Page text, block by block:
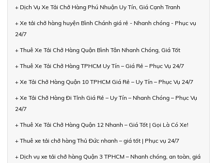
+ Dịch Vụ Xe Tải Chở Hàng Phú Nhuận Uy Tín, Giá Cạnh Tranh
+ Xe tải chở hàng huyện Bình Chánh giá rẻ - Nhanh chóng - Phục vụ
24/7
+ Thuê Xe Tải Chở Hàng Quận Bình Tân Nhanh Chóng, Giá Tốt
+ Thuê Xe Tải Chở Hàng TPHCM Uy Tín – Giá Rẻ – Phục Vụ 24/7
+ Xe Tải Chở Hàng Quận 10 TPHCM Giá Rẻ – Uy Tín – Phục Vụ 24/7
+ Xe Tải Chở Hàng Đi Tỉnh Giá Rẻ – Uy Tín – Nhanh Chóng – Phục Vụ
24/7
+ Thuê Xe Tải Chở Hàng Quận 12 Nhanh – Giá Tốt | Gọi Là Có Xe!
+ Thuê xe tải chở hàng Thủ Đức nhanh – giá tốt | Phục vụ 24/7
+ Dịch vụ xe tải chở hàng Quận 3 TPHCM – Nhanh chóng, an toàn, giá